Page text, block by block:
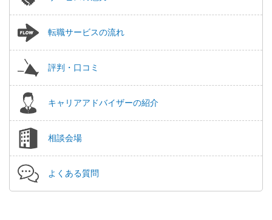
転職サービスの流れ
評判・口コミ
キャリアアドバイザーの紹介
相談会場
よくある質問